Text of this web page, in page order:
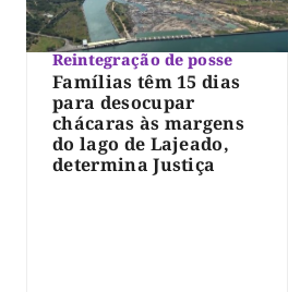
Reintegração de posse
Famílias têm 15 dias
para desocupar
chácaras às margens
do lago de Lajeado,
determina Justiça